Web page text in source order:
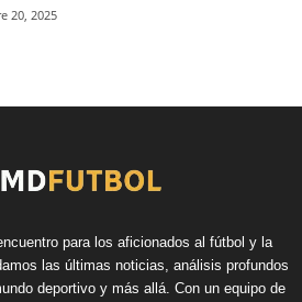
20, 2025
para los aficionados al fútbol y la
las últimas noticias, análisis profundos
deportivo y más allá. Con un equipo de